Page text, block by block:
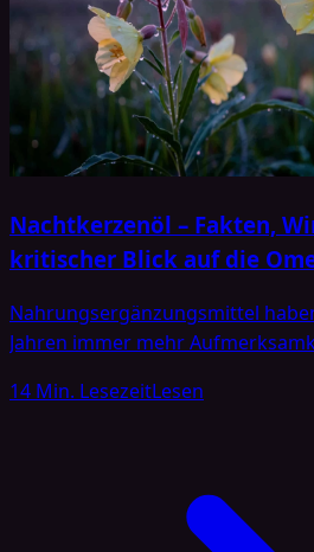
Nachtkerzenöl – Fakten,
kritischer Blick auf die
Nahrungsergänzungsmittel
Jahren immer mehr
Einnahme bestimmter Vitamine,
Zusammenhang taucht auch
14 Min. LesezeitLesen